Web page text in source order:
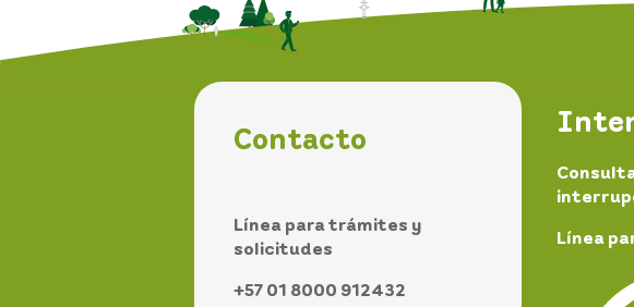
Contacto
Línea para trámites y
solicitudes
+57 01 8000 912432
Línea